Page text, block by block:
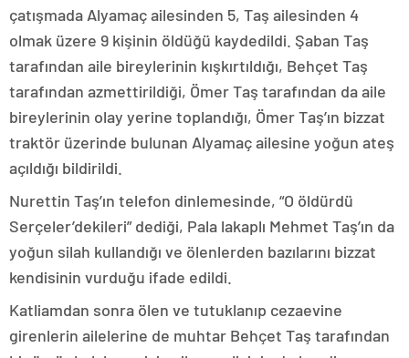
çatışmada Alyamaç ailesinden 5, Taş ailesinden 4
olmak üzere 9 kişinin öldüğü kaydedildi. Şaban Taş
tarafından aile bireylerinin kışkırtıldığı, Behçet Taş
tarafından azmettirildiği, Ömer Taş tarafından da aile
bireylerinin olay yerine toplandığı, Ömer Taş’ın bizzat
traktör üzerinde bulunan Alyamaç ailesine yoğun ateş
açıldığı bildirildi.
Nurettin Taş’ın telefon dinlemesinde, “O öldürdü
Serçeler’dekileri” dediği, Pala lakaplı Mehmet Taş’ın da
yoğun silah kullandığı ve ölenlerden bazılarını bizzat
kendisinin vurduğu ifade edildi.
Katliamdan sonra ölen ve tutuklanıp cezaevine
girenlerin ailelerine de muhtar Behçet Taş tarafından